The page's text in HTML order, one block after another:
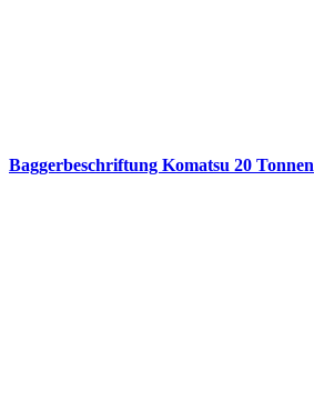
Baggerbeschriftung Komatsu 20 Tonnen